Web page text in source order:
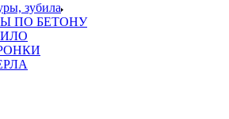
зубила
ПО БЕТОНУ